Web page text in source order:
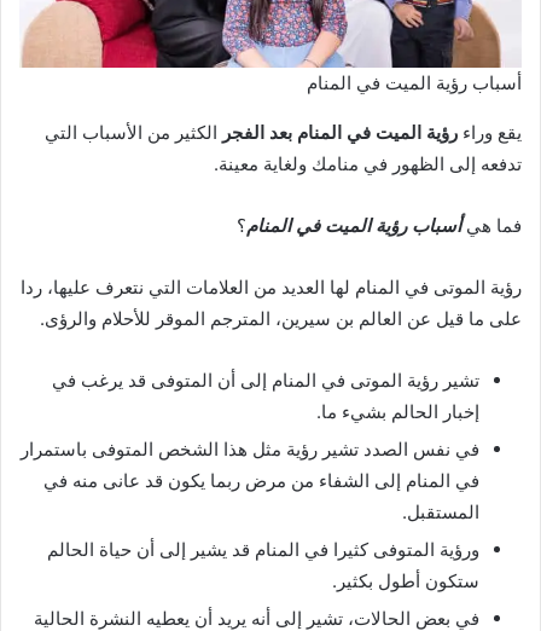
أسباب رؤية الميت في المنام
يقع وراء رؤية الميت في المنام بعد الفجر الكثير من الأسباب التي
تدفعه إلى الظهور في منامك ولغاية معينة.
فما هيأسباب رؤية الميت في المنام؟
رؤية الموتى في المنام لها العديد من العلامات التي نتعرف عليها، ردا
على ما قيل عن العالم بن سيرين، المترجم الموقر للأحلام والرؤى.
تشير رؤية الموتى في المنام إلى أن المتوفى قد يرغب في
إخبار الحالم بشيء ما.
في نفس الصدد تشير رؤية مثل هذا الشخص المتوفى باستمرار
في المنام إلى الشفاء من مرض ربما يكون قد عانى منه في
المستقبل.
ورؤية المتوفى كثيرا في المنام قد يشير إلى أن حياة الحالم
ستكون أطول بكثير.
في بعض الحالات، تشير إلى أنه يريد أن يعطيه النشرة الحالية